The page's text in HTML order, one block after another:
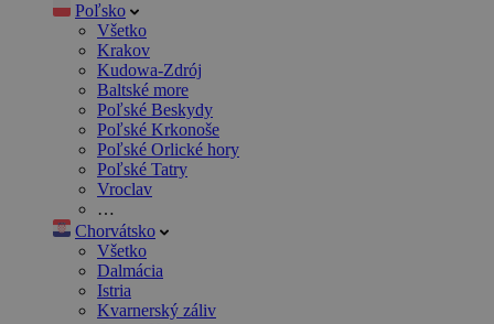
Poľsko
Všetko
Krakov
Kudowa-Zdrój
Baltské more
Poľské Beskydy
Poľské Krkonoše
Poľské Orlické hory
Poľské Tatry
Vroclav
…
Chorvátsko
Všetko
Dalmácia
Istria
Kvarnerský záliv